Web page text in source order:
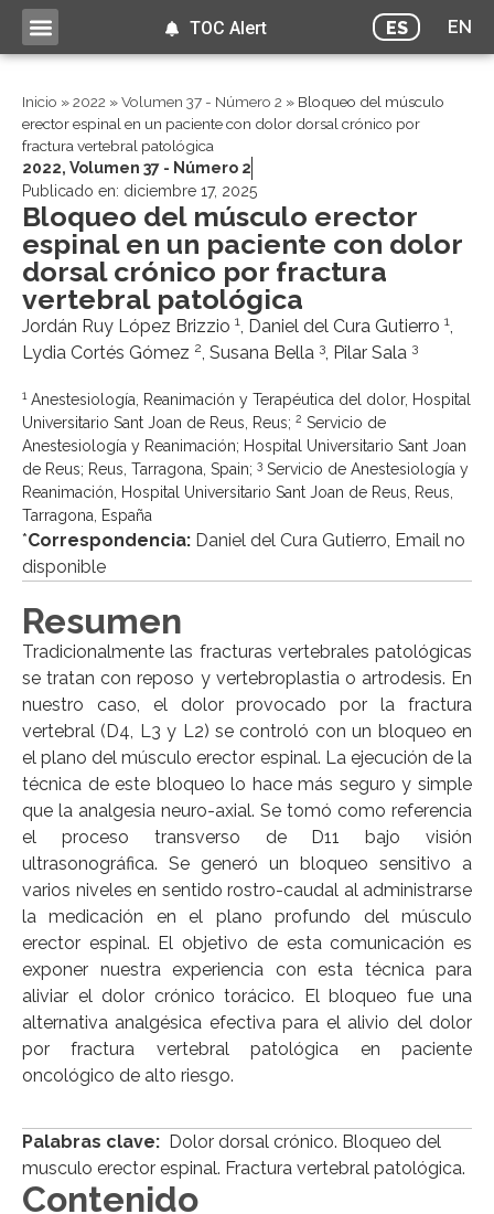
ES EN
TOC Alert
Inicio »2022 »Volumen 37 - Número 2 » Bloqueo del músculo
erector espinal en un paciente con dolor dorsal crónico por
fractura vertebral patológica
2022, Volumen 37 - Número 2
Publicado en: diciembre 17, 2025
Bloqueo del músculo erector
espinal en un paciente con dolor
dorsal crónico por fractura
vertebral patológica
Jordán Ruy López Brizzio 1, Daniel del Cura Gutierro 1,
Lydia Cortés Gómez 2, Susana Bella 3, Pilar Sala 3
1Anestesiología, Reanimación y Terapéutica del dolor, Hospital
Universitario Sant Joan de Reus, Reus; 2 Servicio de
Anestesiología y Reanimación; Hospital Universitario Sant Joan
de Reus; Reus, Tarragona, Spain; 3 Servicio de Anestesiología y
Reanimación, Hospital Universitario Sant Joan de Reus, Reus,
Tarragona, España
*Correspondencia: Daniel del Cura Gutierro, Email no
disponible
Resumen
Tradicionalmente las fracturas vertebrales patológicas
se tratan con reposo y vertebroplastia o artrodesis. En
nuestro caso, el dolor provocado por la fractura
vertebral (D4, L3 y L2) se controló con un bloqueo en
el plano del músculo erector espinal. La ejecución de la
técnica de este bloqueo lo hace más seguro y simple
que la analgesia neuro-axial. Se tomó como referencia
el proceso transverso de D11 bajo visión
ultrasonográfica. Se generó un bloqueo sensitivo a
varios niveles en sentido rostro-caudal al administrarse
la medicación en el plano profundo del músculo
erector espinal. El objetivo de esta comunicación es
exponer nuestra experiencia con esta técnica para
aliviar el dolor crónico torácico. El bloqueo fue una
alternativa analgésica efectiva para el alivio del dolor
por fractura vertebral patológica en paciente
oncológico de alto riesgo.
Palabras clave: Dolor dorsal crónico. Bloqueo del
musculo erector espinal. Fractura vertebral patológica.
Contenido